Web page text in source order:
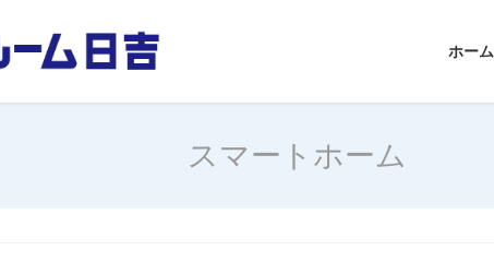
ホーム
スマートホーム